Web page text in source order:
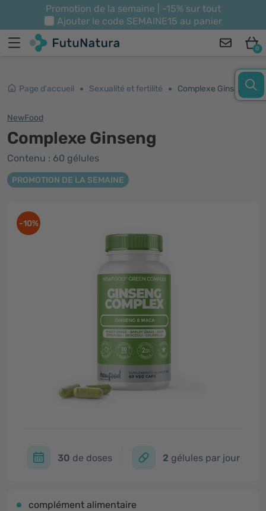
Promotion de la semaine | -15% sur tout
Ajouter le code SEMAINE15 au panier
0
Page d'accueil Sexualité et fertilité Complexe Ginseng
NewFood
Complexe Ginseng
Contenu : 60 gélules
PROMOTION DE LA SEMAINE
-10%
30 de doses 2 gélules par jour
complément alimentaire